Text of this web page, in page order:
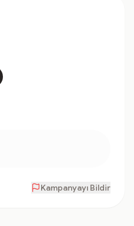
Kampanyayı Bildir